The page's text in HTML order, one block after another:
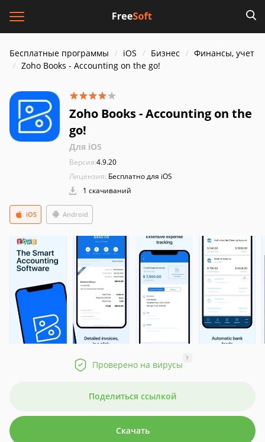
Бесплатные программы iOS Бизнес
Финансы, учет
Zoho Books - Accounting on the go!
Zoho Books - Accounting on the
go!
Для iOS
Версия:4.9.20
Лицензия: Бесплатно для iOS
1 скачиваний
Android
iOS
Проверено на вирусы
?
Поделиться ссылкой
Скачать